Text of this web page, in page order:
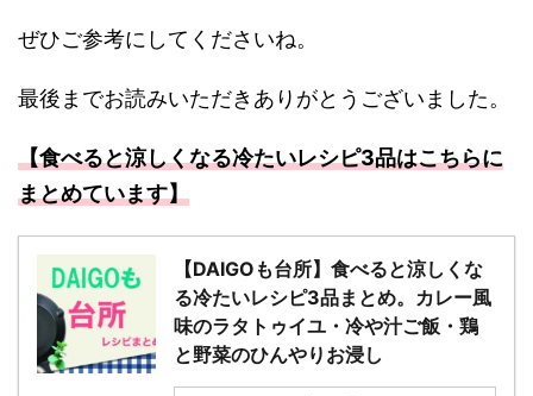
ぜひご参考にしてくださいね。
最後までお読みいただきありがとうございました。
【食べると涼しくなる冷たいレシピ3品はこちらに
まとめています】
【DAIGOも台所】食べると涼しくな
る冷たいレシピ3品まとめ。カレー風
味のラタトゥイユ・冷や汁ご飯・鶏
と野菜のひんやりお浸し